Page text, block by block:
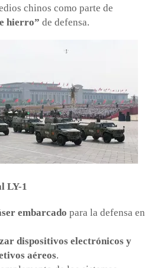
chinos como parte de
hierro” de defensa.
LY-1
embarcado para la defensa en
dispositivos electrónicos y
aéreos.